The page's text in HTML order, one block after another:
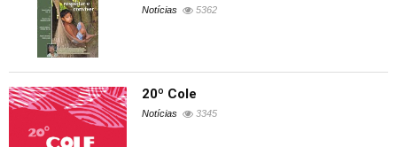
Notícias 5362
20º Cole
Notícias 3345